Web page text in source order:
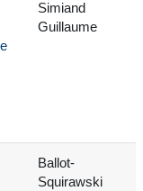
Simiand
Guillaume
Ballot-
Squirawski